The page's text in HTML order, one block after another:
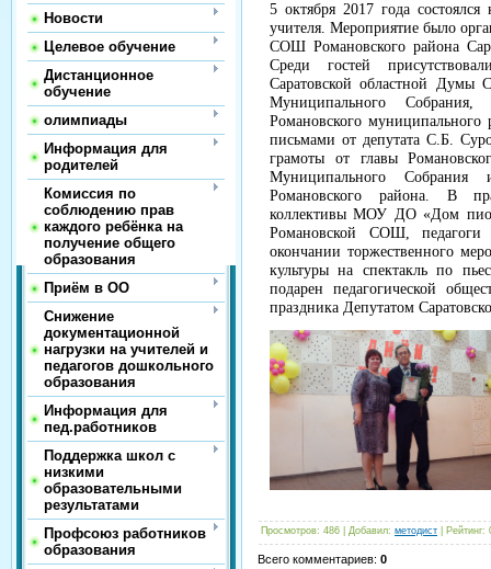
Новости
Целевое обучение
Дистанционное
обучение
олимпиады
Информация для
родителей
Комиссия по
соблюдению прав
каждого ребёнка на
получение общего
образования
Приём в ОО
Снижение
документационной
нагрузки на учителей и
педагогов дошкольного
образования
Информация для
пед.работников
Поддержка школ с
низкими
образовательными
результатами
Профсоюз работников
образования
5 октября 2017 года
учителя. Мероприятие было
СОШ Романовского района
Среди гостей
Саратовской областной Думы
Муниципального
Романовского
письмами от депутата С.Б.
грамоты от главы
Муниципального Собрания
Романовского района. В
коллективы МОУ ДО «Дом
Романовской СОШ,
окончании торжественного
культуры на спектакль по
подарен педагогической
праздника Депутатом
Просмотров: 486 Добавил: методист Рейтинг:
Всего комментариев: 0